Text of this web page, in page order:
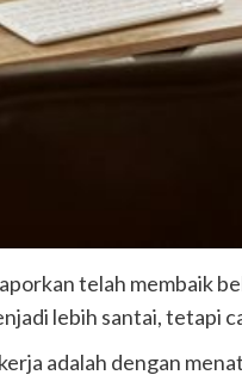
telah membaik
lebih santai,
adalah dengan